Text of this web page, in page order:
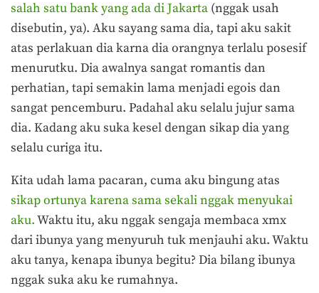
salah satu bank yang ada di Jakarta (nggak usah
disebutin, ya). Aku sayang sama dia, tapi aku sakit
atas perlakuan dia karna dia orangnya terlalu posesif
menurutku. Dia awalnya sangat romantis dan
perhatian, tapi semakin lama menjadi egois dan
sangat pencemburu. Padahal aku selalu jujur sama
dia. Kadang aku suka kesel dengan sikap dia yang
selalu curiga itu.
Kita udah lama pacaran, cuma aku bingung atas
sikap ortunya karena sama sekali nggak menyukai
aku.Waktu itu, aku nggak sengaja membaca xmx
dari ibunya yang menyuruh tuk menjauhi aku. Waktu
aku tanya, kenapa ibunya begitu? Dia bilang ibunya
nggak suka aku ke rumahnya.